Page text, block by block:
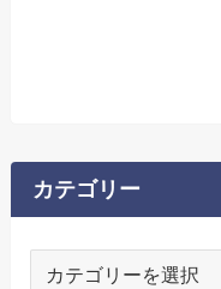
カテゴリー